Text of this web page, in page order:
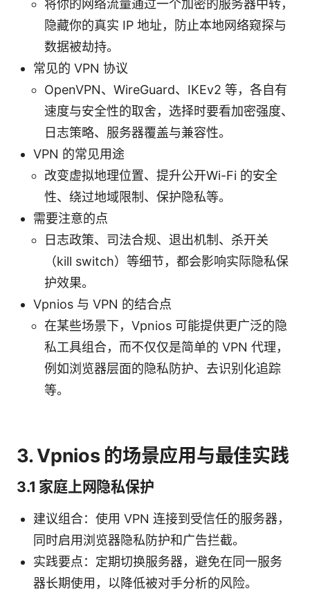
将你的网络流量通过一个加密的服务器中转，
隐藏你的真实 IP 地址，防止本地网络窥探与
数据被劫持。
常见的 VPN 协议
OpenVPN、WireGuard、IKEv2 等，各自有
速度与安全性的取舍，选择时要看加密强度、
日志策略、服务器覆盖与兼容性。
VPN 的常见用途
改变虚拟地理位置、提升公开Wi-Fi 的安全
性、绕过地域限制、保护隐私等。
需要注意的点
日志政策、司法合规、退出机制、杀开关
（kill switch）等细节，都会影响实际隐私保
护效果。
Vpnios 与 VPN 的结合点
在某些场景下，Vpnios 可能提供更广泛的隐
私工具组合，而不仅仅是简单的 VPN 代理，
例如浏览器层面的隐私防护、去识别化追踪
等。
3. Vpnios 的场景应用与最佳实践
3.1 家庭上网隐私保护
建议组合：使用 VPN 连接到受信任的服务器，
同时启用浏览器隐私防护和广告拦截。
实践要点：定期切换服务器，避免在同一服务
器长期使用，以降低被对手分析的风险。